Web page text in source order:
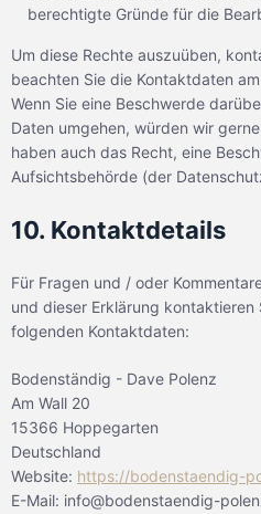
berechtigte Gründe für die
Um diese Rechte auszuüben,
beachten Sie die Kontaktdaten
Wenn Sie eine Beschwerde
Daten umgehen, würden wir
haben auch das Recht, eine
Aufsichtsbehörde (der
10. Kontaktdetails
Für Fragen und / oder
und dieser Erklärung
folgenden Kontaktdaten:
Bodenständig - Dave Polenz
Am Wall 20
15366 Hoppegarten
Deutschland
Website: https://bodenstaendig-
E-Mail: info@bodenstaendig-